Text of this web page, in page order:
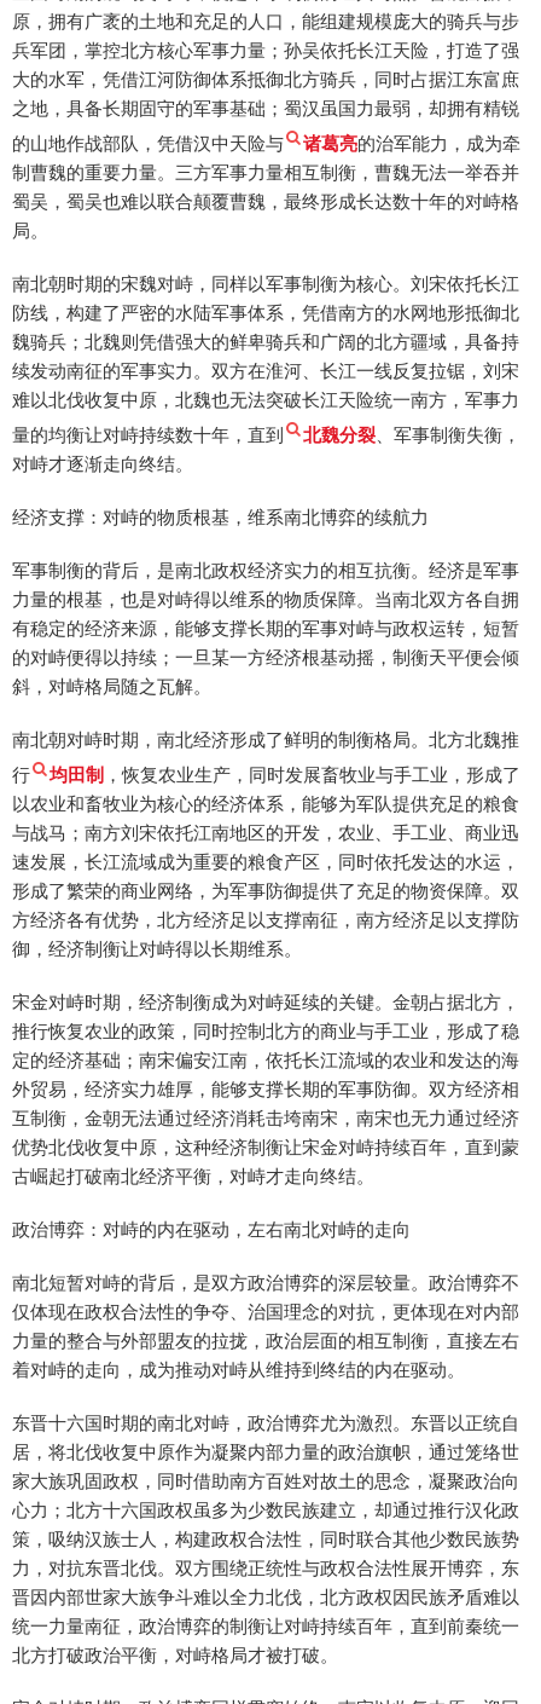
原，拥有广袤的土地和充足的人口，能组建规模庞大的骑兵与步
兵军团，掌控北方核心军事力量；孙吴依托长江天险，打造了强
大的水军，凭借江河防御体系抵御北方骑兵，同时占据江东富庶
之地，具备长期固守的军事基础；蜀汉虽国力最弱，却拥有精锐
的山地作战部队，凭借汉中天险与
诸葛亮的治军能力，成为牵
制曹魏的重要力量。三方军事力量相互制衡，曹魏无法一举吞并
蜀吴，蜀吴也难以联合颠覆曹魏，最终形成长达数十年的对峙格
局。
南北朝时期的宋魏对峙，同样以军事制衡为核心。刘宋依托长江
防线，构建了严密的水陆军事体系，凭借南方的水网地形抵御北
魏骑兵；北魏则凭借强大的鲜卑骑兵和广阔的北方疆域，具备持
续发动南征的军事实力。双方在淮河、长江一线反复拉锯，刘宋
难以北伐收复中原，北魏也无法突破长江天险统一南方，军事力
量的均衡让对峙持续数十年，直到
北魏分裂 、军事制衡失衡，
对峙才逐渐走向终结。
经济支撑：对峙的物质根基，维系南北博弈的续航力
军事制衡的背后，是南北政权经济实力的相互抗衡。经济是军事
力量的根基，也是对峙得以维系的物质保障。当南北双方各自拥
有稳定的经济来源，能够支撑长期的军事对峙与政权运转，短暂
的对峙便得以持续；一旦某一方经济根基动摇，制衡天平便会倾
斜，对峙格局随之瓦解。
南北朝对峙时期，南北经济形成了鲜明的制衡格局。北方北魏推
行
均田制 ，恢复农业生产，同时发展畜牧业与手工业，形成了
以农业和畜牧业为核心的经济体系，能够为军队提供充足的粮食
与战马；南方刘宋依托江南地区的开发，农业、手工业、商业迅
速发展，长江流域成为重要的粮食产区，同时依托发达的水运，
形成了繁荣的商业网络，为军事防御提供了充足的物资保障。双
方经济各有优势，北方经济足以支撑南征，南方经济足以支撑防
御，经济制衡让对峙得以长期维系。
宋金对峙时期，经济制衡成为对峙延续的关键。金朝占据北方，
推行恢复农业的政策，同时控制北方的商业与手工业，形成了稳
定的经济基础；南宋偏安江南，依托长江流域的农业和发达的海
外贸易，经济实力雄厚，能够支撑长期的军事防御。双方经济相
互制衡，金朝无法通过经济消耗击垮南宋，南宋也无力通过经济
优势北伐收复中原，这种经济制衡让宋金对峙持续百年，直到蒙
古崛起打破南北经济平衡，对峙才走向终结。
政治博弈：对峙的内在驱动，左右南北对峙的走向
南北短暂对峙的背后，是双方政治博弈的深层较量。政治博弈不
仅体现在政权合法性的争夺、治国理念的对抗，更体现在对内部
力量的整合与外部盟友的拉拢，政治层面的相互制衡，直接左右
着对峙的走向，成为推动对峙从维持到终结的内在驱动。
东晋十六国时期的南北对峙，政治博弈尤为激烈。东晋以正统自
居，将北伐收复中原作为凝聚内部力量的政治旗帜，通过笼络世
家大族巩固政权，同时借助南方百姓对故土的思念，凝聚政治向
心力；北方十六国政权虽多为少数民族建立，却通过推行汉化政
策，吸纳汉族士人，构建政权合法性，同时联合其他少数民族势
力，对抗东晋北伐。双方围绕正统性与政权合法性展开博弈，东
晋因内部世家大族争斗难以全力北伐，北方政权因民族矛盾难以
统一力量南征，政治博弈的制衡让对峙持续百年，直到前秦统一
北方打破政治平衡，对峙格局才被打破。